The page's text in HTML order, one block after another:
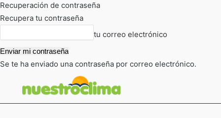
Recuperación de contraseña
Recupera tu contraseña
tu correo electrónico
Se te ha enviado una contraseña por correo electrónico.